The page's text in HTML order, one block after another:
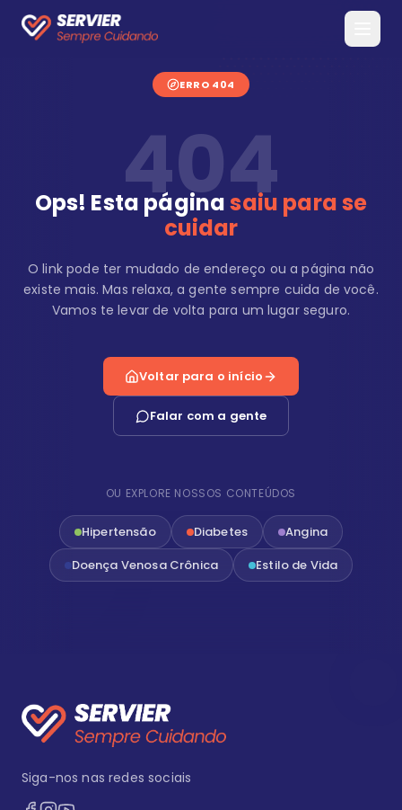
ERRO 404
404
Ops! Esta páginasaiu para se
cuidar
O link pode ter mudado de endereço ou a página não
existe mais. Mas relaxa, a gente sempre cuida de você.
Vamos te levar de volta para um lugar seguro.
Voltar para o início
Falar com a gente
OU EXPLORE NOSSOS CONTEÚDOS
Hipertensão Diabetes
Angina
Doença Venosa Crônica
Estilo de Vida
Siga-nos nas redes sociais